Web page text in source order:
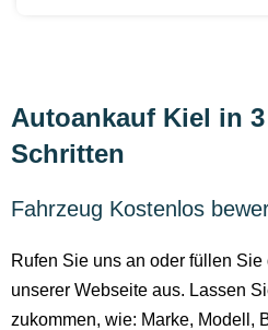
Autoankauf Kiel in
Schritten
Fahrzeug Kostenlos
Rufen Sie uns an oder füllen
unserer Webseite aus. Lassen
zukommen, wie: Marke, Modell,